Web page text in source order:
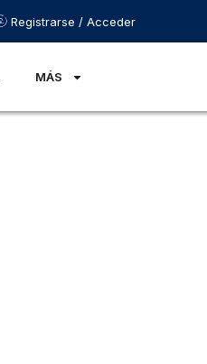
Registrarse / Acceder
MÁS